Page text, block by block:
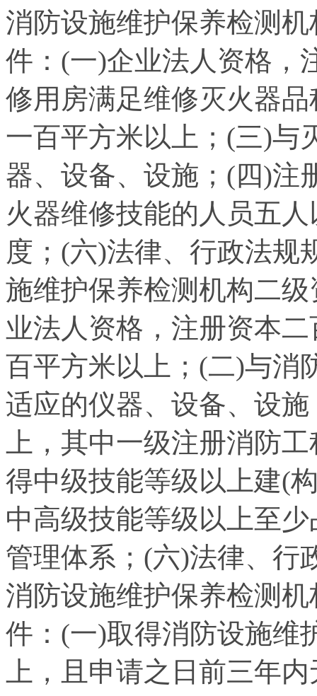
消防设施维护保养检测
件：(一)企业法人资格，
修用房满足维修灭火器
一百平方米以上；(三)与
器、设备、设施；(四)注
火器维修技能的人员五
度；(六)法律、行政法规
施维护保养检测机构二
业法人资格，注册资本
百平方米以上；(二)与消
适应的仪器、设备、设
上，其中一级注册消防
得中级技能等级以上建(
中高级技能等级以上至
管理体系；(六)法律、行
消防设施维护保养检测
件：(一)取得消防设施维
上，且申请之日前三年